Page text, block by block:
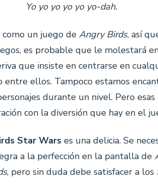
Yo yo yo yo yo yo-dah.
un juego de Angry Birds, así
es probable que le molestará
que insiste en centrarse en
ellos. Tampoco estamos
durante un nivel. Pero esas
con la diversión que hay en el
Star Wars es una delicia. Se
a la perfección en la pantalla de
, pero sin duda debe satisfacer a los